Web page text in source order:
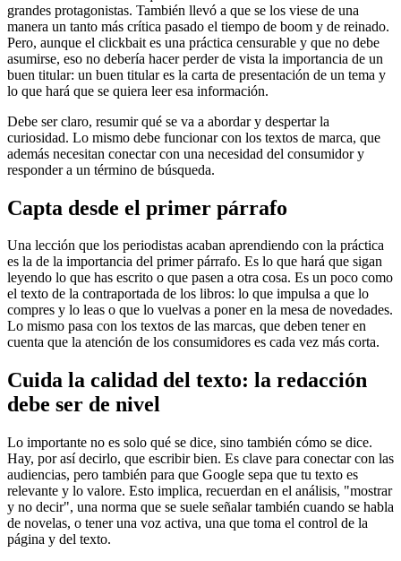
grandes protagonistas. También llevó a que se los viese de una
manera un tanto más crítica pasado el tiempo de boom y de reinado.
Pero, aunque el clickbait es una práctica censurable y que no debe
asumirse, eso no debería hacer perder de vista la importancia de un
buen titular: un buen titular es la carta de presentación de un tema y
lo que hará que se quiera leer esa información.
Debe ser claro, resumir qué se va a abordar y despertar la
curiosidad. Lo mismo debe funcionar con los textos de marca, que
además necesitan conectar con una necesidad del consumidor y
responder a un término de búsqueda.
Capta desde el primer párrafo
Una lección que los periodistas acaban aprendiendo con la práctica
es la de la importancia del primer párrafo. Es lo que hará que sigan
leyendo lo que has escrito o que pasen a otra cosa. Es un poco como
el texto de la contraportada de los libros: lo que impulsa a que lo
compres y lo leas o que lo vuelvas a poner en la mesa de novedades.
Lo mismo pasa con los textos de las marcas, que deben tener en
cuenta que la atención de los consumidores es cada vez más corta.
Cuida la calidad del texto: la redacción
debe ser de nivel
Lo importante no es solo qué se dice, sino también cómo se dice.
Hay, por así decirlo, que escribir bien. Es clave para conectar con las
audiencias, pero también para que Google sepa que tu texto es
relevante y lo valore. Esto implica, recuerdan en el análisis, "mostrar
y no decir", una norma que se suele señalar también cuando se habla
de novelas, o tener una voz activa, una que toma el control de la
página y del texto.